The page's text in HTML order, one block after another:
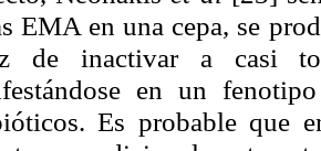
EMA en una cepa, se
de inactivar a casi
en un
Es probable que